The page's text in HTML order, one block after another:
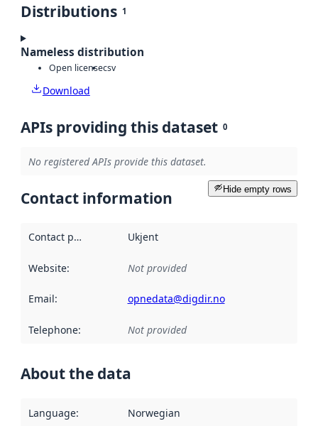
Distributions 1
Nameless distribution
Open licensecsv
Download
APIs providing this dataset 0
No registered APIs provide this dataset.
Hide empty rows
Contact information
Contact point Ukjent
Website: Not provided
Email: opnedata@digdir.no
Telephone: Not provided
About the data
Language: Norwegian